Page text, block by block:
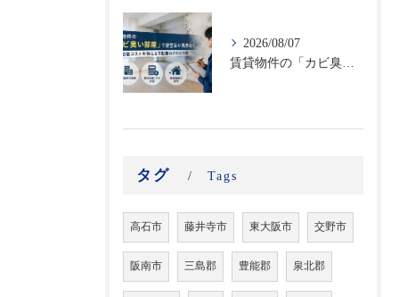
2026/08/07
タグ Tags
高石市 藤井寺市 東大阪市 交野市
阪南市 三島郡 豊能郡 泉北郡